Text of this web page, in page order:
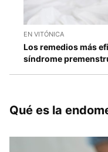
EN VITÓNICA
Los remedios más
síndrome
Qué es la